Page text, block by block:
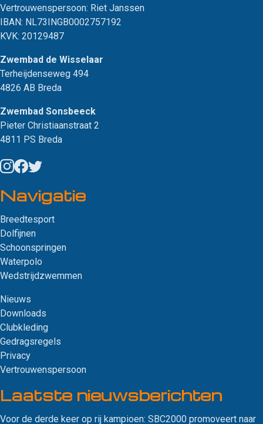
Vertrouwenspersoon: Riet Janssen
IBAN: NL73INGB0002757192
KVK: 20129487
Zwembad de Wisselaar
Terheijdenseweg 494
4826 AB Breda
Zwembad Sonsbeeck
Pieter Christiaanstraat 2
4811 PS Breda
Navigatie
Breedtesport
Dolfijnen
Schoonspringen
Waterpolo
Wedstrijdzwemmen
Nieuws
Downloads
Clubkleding
Gedragsregels
Privacy
Vertrouwenspersoon
Laatste nieuws­berichten
Voor de derde keer op rij kampioen: SBC2000 promoveert naar